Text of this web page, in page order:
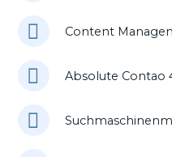
Content
Absolute Contao